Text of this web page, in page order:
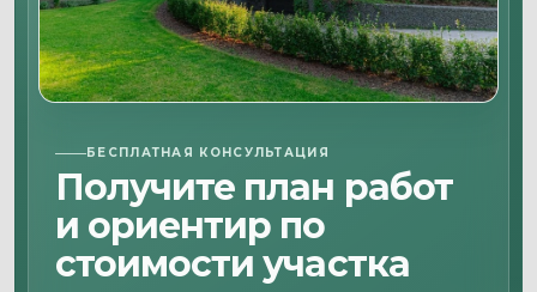
БЕСПЛАТНАЯ КОНСУЛЬТАЦИЯ
Получите план работ
и ориентир по
стоимости участка